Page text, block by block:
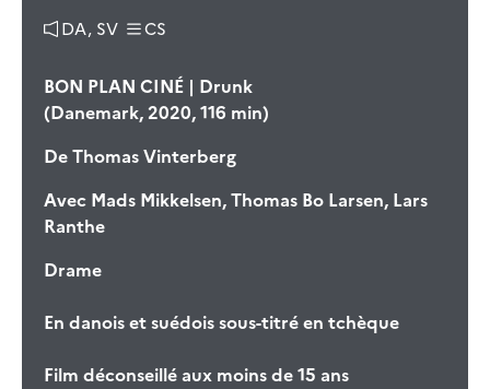
DA, SV CS
BON PLAN CINÉ | Drunk
(Danemark, 2020, 116 min)
DeThomas Vinterberg
Avec Mads Mikkelsen, Thomas Bo Larsen, Lars
Ranthe
Drame
En danois et suédois sous-titré en tchèque
Film déconseillé aux moins de 15 ans